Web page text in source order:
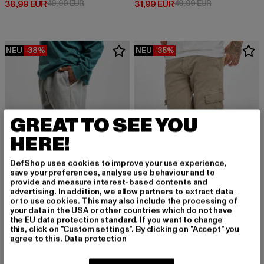
38,99 EUR
Derzeitiger Preis: 38,99 EUR
49,99 EURAktionspreis: 49,99 EUR
31,99 EUR
Derzeitiger Preis: 31,99 EUR
49,99 EURAktionspreis:
NEU -38%
URBAN CLASSICS
Blank
30,99 EUR
Derzeitiger Preis: 30,99 EUR
49,99 EUR Aktionspreis: 49,99 EUR
NEU -35%
URBAN CLASSICS
Washed Cargo Twill Jogging
Derzeitiger Preis: 38,99 EUR
59,99 EURAktionspreis:
GREAT TO SEE YOU
HERE!
DefShop uses cookies to improve your use experience,
save your preferences, analyse use behaviour and to
provide and measure interest-based contents and
advertising. In addition, we allow partners to extract data
or to use cookies. This may also include the processing of
your data in the USA or other countries which do not have
the EU data protection standard. If you want to change
this, click on "Custom settings". By clicking on "Accept" you
agree to this. Data protection